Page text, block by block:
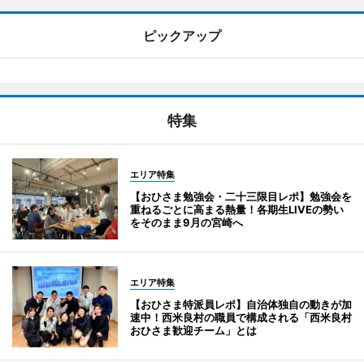
ピックアップ
特集
エリア特集
【おひさま勉強会・二十三限目レポ】勉強会を
重ねるごとに高まる熱量！各期生LIVEの勢い
をそのまま9月の宮崎へ
エリア特集
【おひさま特派員レポ】自治体独自の動きが加
速中！西米良村の職員で構成される「西米良村
おひさま歓迎チーム」とは